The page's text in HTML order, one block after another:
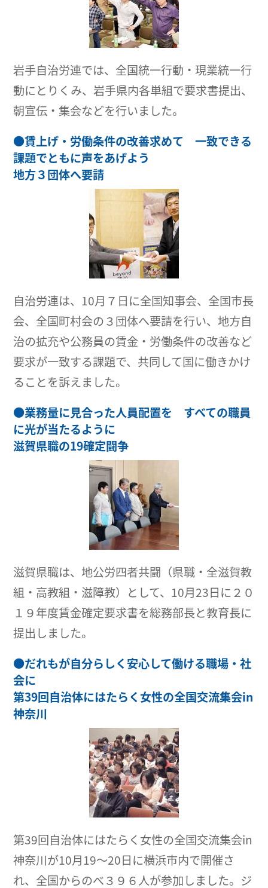
岩手自治労連では、全国統一行動・現業統一行
動にとりくみ、岩手県内各単組で要求書提出、
朝宣伝・集会などを行いました。
●賃上げ・労働条件の改善求めて 一致できる
課題でともに声をあげよう
地方３団体へ要請
自治労連は、10月７日に全国知事会、全国市長
会、全国町村会の３団体へ要請を行い、地方自
治の拡充や公務員の賃金・労働条件の改善など
要求が一致する課題で、共同して国に働きかけ
ることを訴えました。
●業務量に見合った人員配置を すべての職員
に光が当たるように
滋賀県職の19確定闘争
滋賀県職は、地公労四者共闘（県職・全滋賀教
組・高教組・滋障教）として、10月23日に２０
１９年度賃金確定要求書を総務部長と教育長に
提出しました。
●だれもが自分らしく安心して働ける職場・社
会に
第39回自治体にはたらく女性の全国交流集会in
神奈川
第39回自治体にはたらく女性の全国交流集会in
神奈川が10月19～20日に横浜市内で開催さ
れ、全国からのべ３９６人が参加しました。ジ